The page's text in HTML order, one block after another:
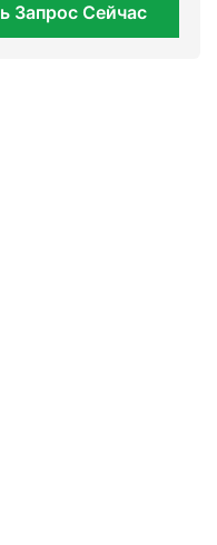
Запрос Сейчас